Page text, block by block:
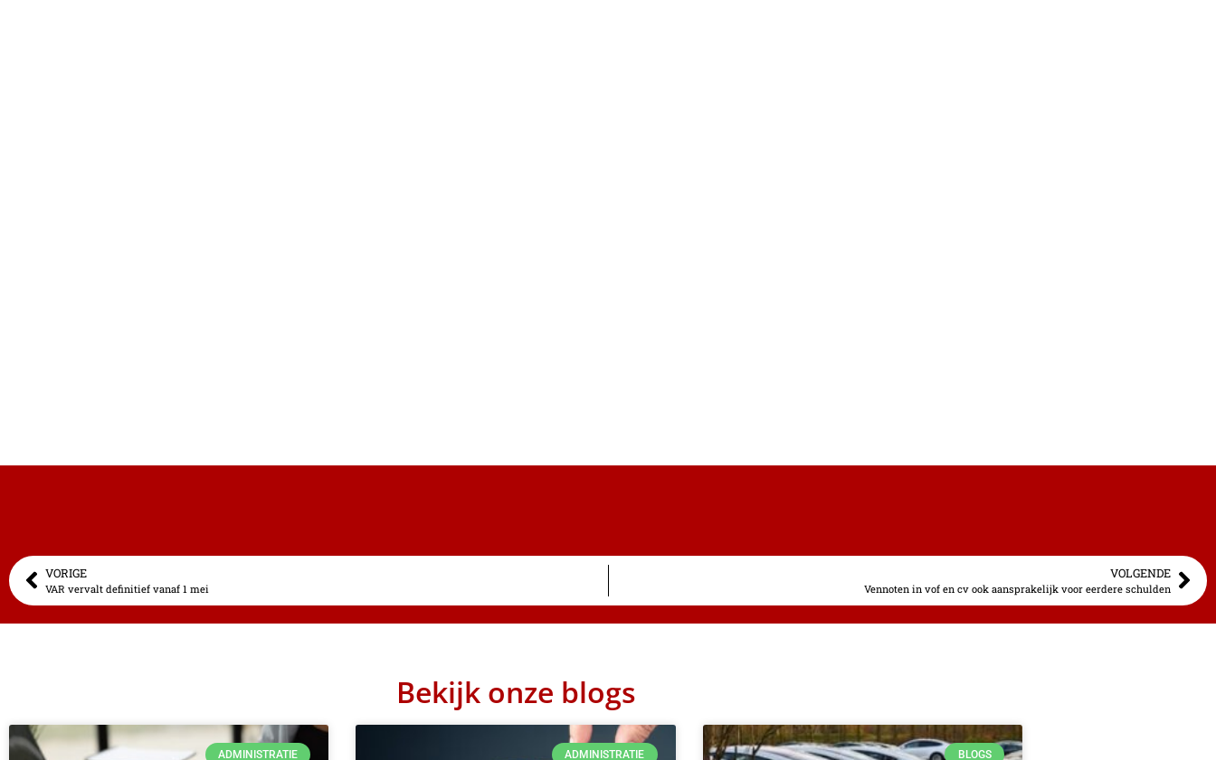
VORIGE
VAR vervalt definitief vanaf 1 mei
VOLGENDE
Vennoten in vof en cv ook aansprakelijk voor eerdere schulden
Bekijk onze blogs
ADMINISTRATIE ADMINISTRATIE BLOGS